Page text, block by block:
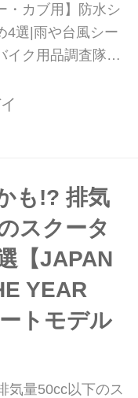
・カブ用】防水シ
4選|雨や台風シー
イク用品調査隊】
トがひび割れて
、防水シートカバ
の記事では、通
活躍する原付やス
防水シートカバ
も!? 排気
スクータ
【JAPAN
YEAR
トモデル
気量50cc以下のス